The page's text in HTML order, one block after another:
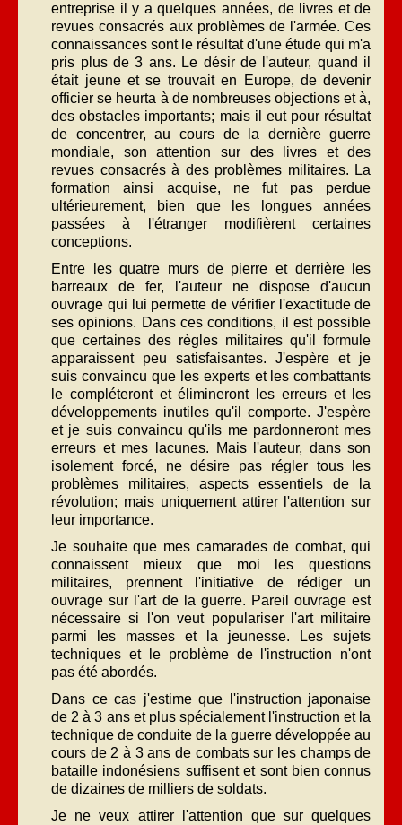
entreprise il y a quelques années, de livres et de
revues consacrés aux problèmes de l'armée. Ces
connaissances sont le résultat d'une étude qui m'a
pris plus de 3 ans. Le désir de l'auteur, quand il
était jeune et se trouvait en Europe, de devenir
officier se heurta à de nombreuses objections et à,
des obstacles importants; mais il eut pour résultat
de concentrer, au cours de la dernière guerre
mondiale, son attention sur des livres et des
revues consacrés à des problèmes militaires. La
formation ainsi acquise, ne fut pas perdue
ultérieurement, bien que les longues années
passées à l'étranger modifièrent certaines
conceptions.
Entre les quatre murs de pierre et derrière les
barreaux de fer, l'auteur ne dispose d'aucun
ouvrage qui lui permette de vérifier l'exactitude de
ses opinions. Dans ces conditions, il est possible
que certaines des règles militaires qu'il formule
apparaissent peu satisfaisantes. J'espère et je
suis convaincu que les experts et les combattants
le compléteront et élimineront les erreurs et les
développements inutiles qu'il comporte. J'espère
et je suis convaincu qu'ils me pardonneront mes
erreurs et mes lacunes. Mais l'auteur, dans son
isolement forcé, ne désire pas régler tous les
problèmes militaires, aspects essentiels de la
révolution; mais uniquement attirer l'attention sur
leur importance.
Je souhaite que mes camarades de combat, qui
connaissent mieux que moi les questions
militaires, prennent l'initiative de rédiger un
ouvrage sur l'art de la guerre. Pareil ouvrage est
nécessaire si l'on veut populariser l'art militaire
parmi les masses et la jeunesse. Les sujets
techniques et le problème de l'instruction n'ont
pas été abordés.
Dans ce cas j'estime que l'instruction japonaise
de 2 à 3 ans et plus spécialement l'instruction et la
technique de conduite de la guerre développée au
cours de 2 à 3 ans de combats sur les champs de
bataille indonésiens suffisent et sont bien connus
de dizaines de milliers de soldats.
Je ne veux attirer l'attention que sur quelques